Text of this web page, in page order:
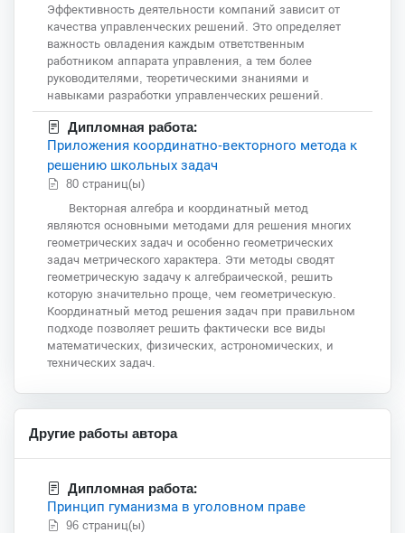
Эффективность деятельности компаний зависит от
качества управленческих решений. Это определяет
важность овладения каждым ответственным
работником аппарата управления, а тем более
руководителями, теоретическими знаниями и
навыками разработки управленческих решений.
Дипломная работа:
Приложения координатно-векторного метода к
решению школьных задач
80 страниц(ы)
Векторная алгебра и координатный метод
являются основными методами для решения многих
геометрических задач и особенно геометрических
задач метрического характера. Эти методы сводят
геометрическую задачу к алгебраической, решить
которую значительно проще, чем геометрическую.
Координатный метод решения задач при правильном
подходе позволяет решить фактически все виды
математических, физических, астрономических, и
технических задач.
Другие работы автора
Дипломная работа:
Принцип гуманизма в уголовном праве
96 страниц(ы)